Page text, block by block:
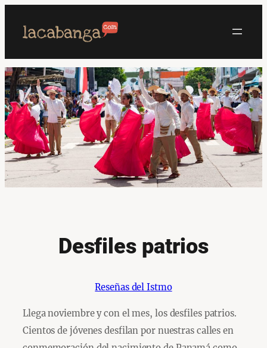
Desfiles patrios
Reseñas del Istmo
Llega noviembre y con el mes, los desfiles patrios.
Cientos de jóvenes desfilan por nuestras calles en